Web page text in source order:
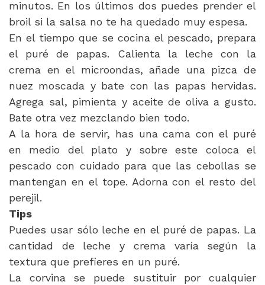
minutos. En los últimos dos puedes prender el
broil si la salsa no te ha quedado muy espesa.
En el tiempo que se cocina el pescado, prepara
el puré de papas. Calienta la leche con la
crema en el microondas, añade una pizca de
nuez moscada y bate con las papas hervidas.
Agrega sal, pimienta y aceite de oliva a gusto.
Bate otra vez mezclando bien todo.
A la hora de servir, has una cama con el puré
en medio del plato y sobre este coloca el
pescado con cuidado para que las cebollas se
mantengan en el tope. Adorna con el resto del
perejil.
Tips
Puedes usar sólo leche en el puré de papas. La
cantidad de leche y crema varía según la
textura que prefieres en un puré.
La corvina se puede sustituir por cualquier